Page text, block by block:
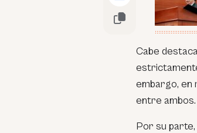
Cabe
embargo, en
entre ambos.
Por su parte,